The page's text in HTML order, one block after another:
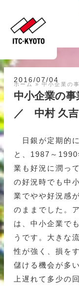
ホーム » 中小企業の
2016/07/04
中小企業の
／ 中村 久吉
日銀が定期的
と、1987～
業も好況に潤っ
の好況時でも中
業でやや好況感
のままでした。
は、中小企業で
うです。大きな
性が強く、損を
儲ける機会が多
上遅れて多少の